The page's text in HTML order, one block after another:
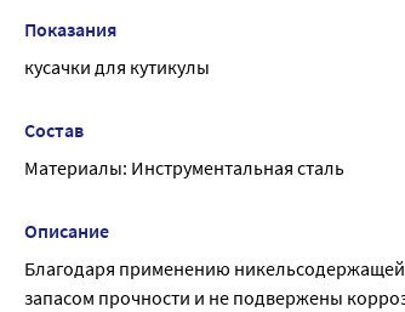
Показания
кусачки для кутикулы
Состав
Материалы: Инструментальная сталь
Описание
Благодаря применению
запасом прочности и не подвержены